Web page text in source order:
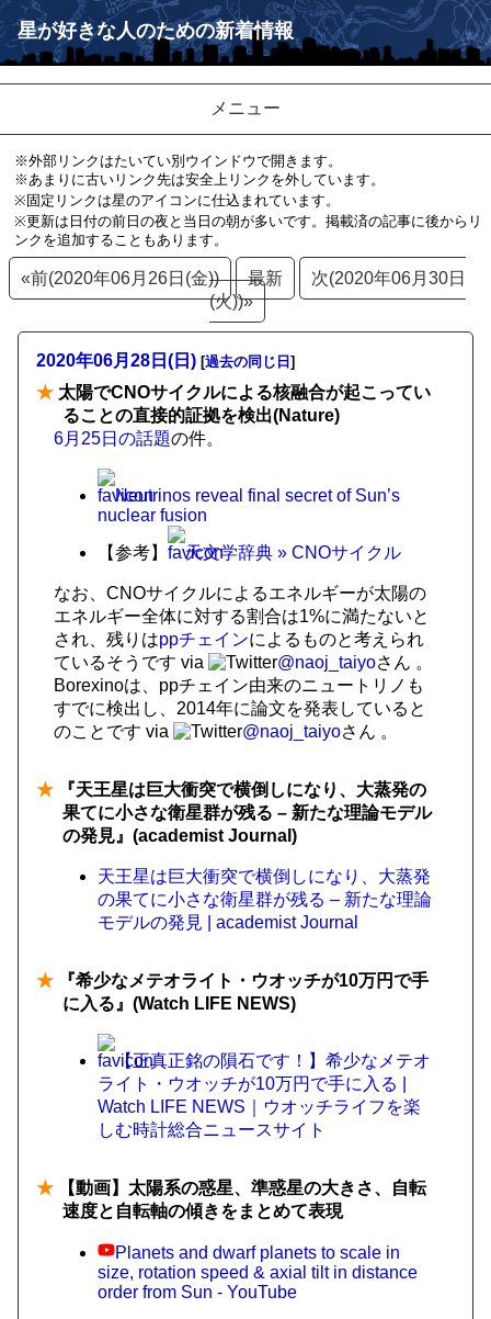
星が好きな人のための新着情報
メニュー
※外部リンクはたいてい別ウインドウで開きます。
※あまりに古いリンク先は安全上リンクを外しています。
※固定リンクは星のアイコンに仕込まれています。
※更新は日付の前日の夜と当日の朝が多いです。掲載済の記事に後からリ
ンクを追加することもあります。
«前(2020年06月26日(金)) 最新
次(2020年06月30日
(火))»
2020年06月28日(日) [過去の同じ日 ]
★ 太陽でCNOサイクルによる核融合が起こってい
ることの直接的証拠を検出(Nature)
6月25日の話題の件。
Neutrinos reveal final secret of Sun’s
nuclear fusion
【参考】
天文学辞典 » CNOサイクル
なお、CNOサイクルによるエネルギーが太陽の
エネルギー全体に対する割合は1%に満たないと
され、残りはppチェインによるものと考えられ
ているそうです via @naoj_taiyoさん 。
Borexinoは、ppチェイン由来のニュートリノも
すでに検出し、2014年に論文を発表していると
のことです via @naoj_taiyoさん 。
★ 『天王星は巨大衝突で横倒しになり、大蒸発の
果てに小さな衛星群が残る – 新たな理論モデル
の発見』(academist Journal)
天王星は巨大衝突で横倒しになり、大蒸発
の果てに小さな衛星群が残る – 新たな理論
モデルの発見 | academist Journal
★ 『希少なメテオライト・ウオッチが10万円で手
に入る』(Watch LIFE NEWS)
【正真正銘の隕石です！】希少なメテオ
ライト・ウオッチが10万円で手に入る |
Watch LIFE NEWS｜ウオッチライフを楽
しむ時計総合ニュースサイト
★ 【動画】太陽系の惑星、準惑星の大きさ、自転
速度と自転軸の傾きをまとめて表現
Planets and dwarf planets to scale in
size, rotation speed & axial tilt in distance
order from Sun - YouTube